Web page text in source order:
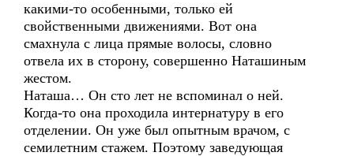
какими-то особенными, только ей
свойственными движениями. Вот она
смахнула с лица прямые волосы, словно
отвела их в сторону, совершенно Наташиным
жестом.
Наташа… Он сто лет не вспоминал о ней.
Когда-то она проходила интернатуру в его
отделении. Он уже был опытным врачом, с
семилетним стажем. Поэтому заведующая